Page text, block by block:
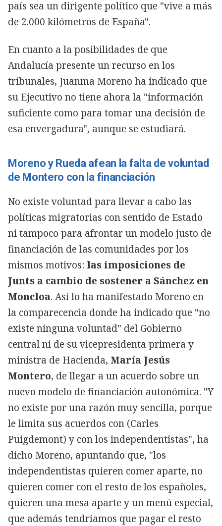
país sea un dirigente político que "vive a más
de 2.000 kilómetros de España".
En cuanto a la posibilidades de que
Andalucía presente un recurso en los
tribunales, Juanma Moreno ha indicado que
su Ejecutivo no tiene ahora la "información
suficiente como para tomar una decisión de
esa envergadura", aunque se estudiará.
Moreno y Rueda afean la falta de voluntad
de Montero con la financiación
No existe voluntad para llevar a cabo las
políticas migratorias con sentido de Estado
ni tampoco para afrontar un modelo justo de
financiación de las comunidades por los
mismos motivos: las imposiciones de
Junts a cambio de sostener a Sánchez en
Moncloa. Así lo ha manifestado Moreno en
la comparecencia donde ha indicado que "no
existe ninguna voluntad" del Gobierno
central ni de su vicepresidenta primera y
ministra de Hacienda, María Jesús
Montero, de llegar a un acuerdo sobre un
nuevo modelo de financiación autonómica. "Y
no existe por una razón muy sencilla, porque
le limita sus acuerdos con (Carles
Puigdemont) y con los independentistas", ha
dicho Moreno, apuntando que, "los
independentistas quieren comer aparte, no
quieren comer con el resto de los españoles,
quieren una mesa aparte y un menú especial,
que además tendríamos que pagar el resto